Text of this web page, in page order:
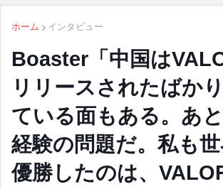
ホーム インタビュー
Boaster「中国は
リリースされたばか
ている面もある。あ
経験の問題だ。私も
優勝したのは、